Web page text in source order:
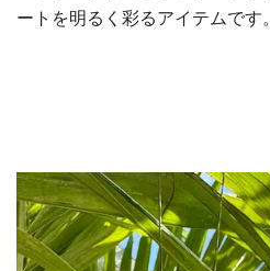
ートを明るく彩るアイテムです。